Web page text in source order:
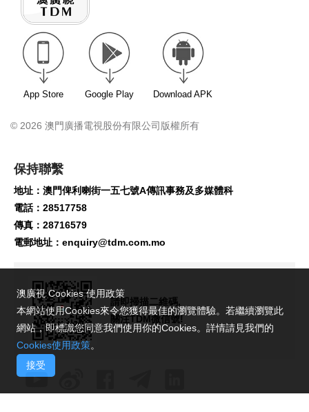
App Store Google Play Download APK
© 2026 澳門廣播電視股份有限公司版權所有
保持聯繫
地址：澳門俾利喇街一五七號A傳訊事務及多媒體科
電話：28517758
傳真：28716579
電郵地址： enquiry@tdm.com.mo
請即掃描二維碼,
關注TDM微信號!
澳廣視 Cookies 使用政策
本網站使用Cookies來令您獲得最佳的瀏覽體驗。若繼續瀏覽此
網站，即標識您同意我們使用你的Cookies。詳情請見我們的
Cookies使用政策。
接受